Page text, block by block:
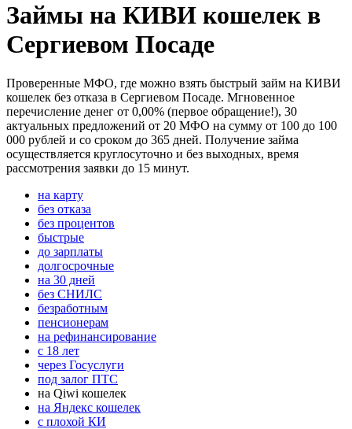
Займы на КИВИ кошелек в
Сергиевом Посаде
Проверенные МФО, где можно взять быстрый займ на КИВИ
кошелек без отказа в Сергиевом Посаде. Мгновенное
перечисление денег от 0,00% (первое обращение!), 30
актуальных предложений от 20 МФО на сумму от 100 до 100
000 рублей и со сроком до 365 дней. Получение займа
осуществляется круглосуточно и без выходных, время
рассмотрения заявки до 15 минут.
на карту
без отказа
без процентов
быстрые
до зарплаты
долгосрочные
на 30 дней
без СНИЛС
безработным
пенсионерам
на рефинансирование
с 18 лет
через Госуслуги
под залог ПТС
на Qiwi кошелек
на Яндекс кошелек
с плохой КИ